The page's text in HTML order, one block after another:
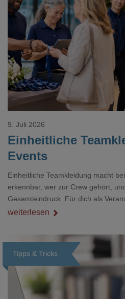
Einheitliche
Events
9. Juli 2026
Einheitliche Teamkleidung macht
erkennbar, wer zur Crew gehört,
Gesamteindruck. Für dich als
Nebenthema: Bei Textilien mit
weiterlesen
Tipps & Tricks